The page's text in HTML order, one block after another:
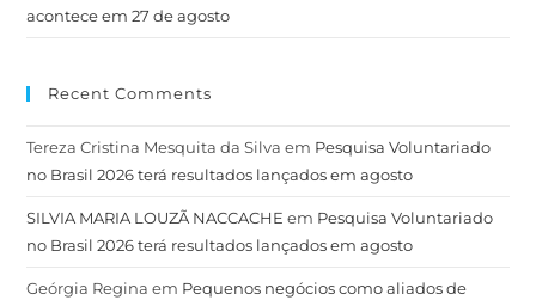
acontece em 27 de agosto
Recent Comments
Tereza Cristina Mesquita da Silva em Pesquisa Voluntariado
no Brasil 2026 terá resultados lançados em agosto
SILVIA MARIA LOUZÃ NACCACHE em Pesquisa Voluntariado
no Brasil 2026 terá resultados lançados em agosto
Geórgia Regina em Pequenos negócios como aliados de